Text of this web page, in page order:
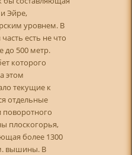
Эйре,
уровнем. В
есть не что
до 500 метр.
которого
этом
текущие к
отдельные
плоскогорья,
более 1300
вышины. В